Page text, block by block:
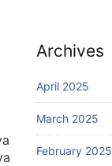
Archives
April 2025
March 2025
February 2025